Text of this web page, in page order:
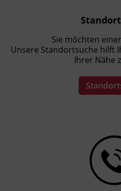
Sie möchten
Unsere Standortsuche hilft
Ihrer Nähe